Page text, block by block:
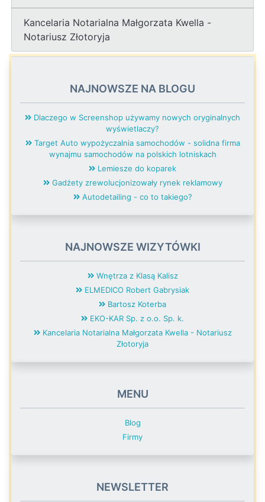
Kancelaria Notarialna Małgorzata Kwella -
Notariusz Złotoryja
NAJNOWSZE NA BLOGU
Dlaczego w Screenshop używamy nowych oryginalnych
wyświetlaczy?
Target Auto wypożyczalnia samochodów - solidna firma
wynajmu samochodów na polskich lotniskach
Lemiesze do koparek
Gadżety zrewolucjonizowały rynek reklamowy
Autodetailing - co to takiego?
NAJNOWSZE WIZYTÓWKI
Wnętrza z Klasą Kalisz
ELMEDICO Robert Gabrysiak
Bartosz Koterba
EKO-KAR Sp. z o.o. Sp. k.
Kancelaria Notarialna Małgorzata Kwella - Notariusz
Złotoryja
MENU
Blog
Firmy
NEWSLETTER